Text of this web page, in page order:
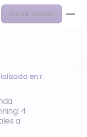
Iniciar sesión
en running
4
a